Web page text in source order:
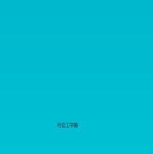
社会工学類